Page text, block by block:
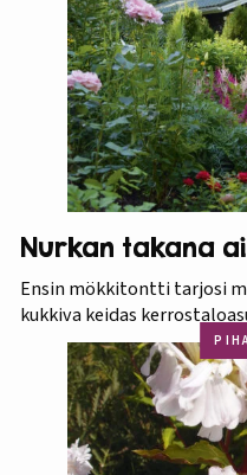
Nurkan takana
Ensin mökkitontti tarjosi
kukkiva keidas